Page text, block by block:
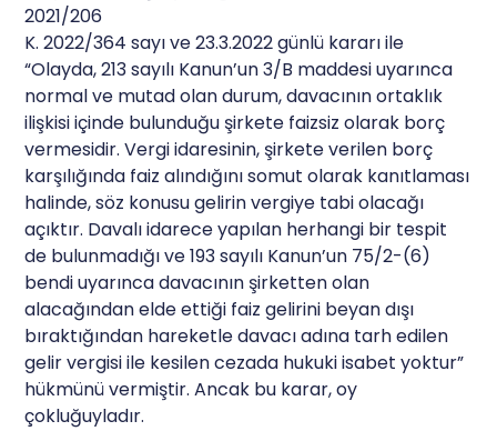
2021/206
K. 2022/364 sayı ve 23.3.2022 günlü kararı ile
“Olayda, 213 sayılı Kanun’un 3/B maddesi uyarınca
normal ve mutad olan durum, davacının ortaklık
ilişkisi içinde bulunduğu şirkete faizsiz olarak borç
vermesidir. Vergi idaresinin, şirkete verilen borç
karşılığında faiz alındığını somut olarak kanıtlaması
halinde, söz konusu gelirin vergiye tabi olacağı
açıktır. Davalı idarece yapılan herhangi bir tespit
de bulunmadığı ve 193 sayılı Kanun’un 75/2-(6)
bendi uyarınca davacının şirketten olan
alacağından elde ettiği faiz gelirini beyan dışı
bıraktığından hareketle davacı adına tarh edilen
gelir vergisi ile kesilen cezada hukuki isabet yoktur”
hükmünü vermiştir. Ancak bu karar, oy
çokluğuyladır.